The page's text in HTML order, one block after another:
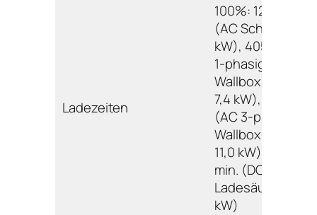
Ladezeiten
100%: 1260 min.
(AC Schuko 2,3
kW), 405 min.
1-phasig
Wallbox/
7,4 kW), 315 min.
(AC 3-phasig
Wallbox/
11,0 kW); 80%: 30
min. (DC
Ladesäule 100,0
kW)